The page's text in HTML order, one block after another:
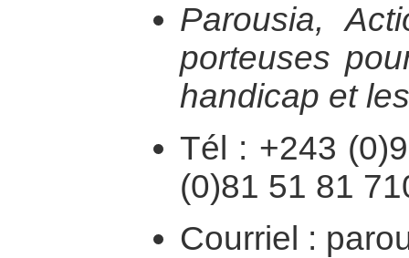
Parousia,
porteuses
handicap et
Tél : +243
(0)81 51 81
Courriel :